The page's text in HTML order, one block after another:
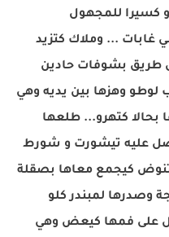
كسيرا للمجهول
غابات ... وملاك كتزيد
طريق بشوفات حادين
لوطو وهزها بين يديه وهي
كتهرو... طلعها
عليه تيشورت و شورط
كيجمع معاها بصقلة
وصدرها لمبندر كلو
على فمها كيعض وهي